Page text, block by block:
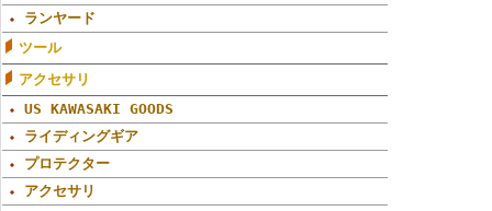
ランヤード
ツール
アクセサリ
US KAWASAKI GOODS
ライディングギア
プロテクター
アクセサリ